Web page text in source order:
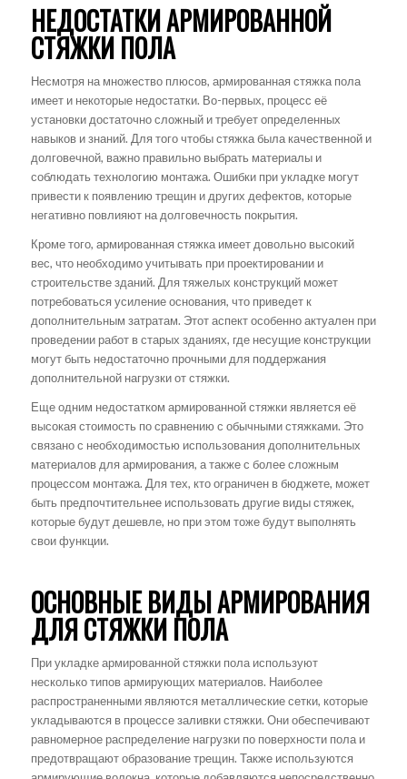
НЕДОСТАТКИ АРМИРОВАННОЙ
СТЯЖКИ ПОЛА
Несмотря на множество плюсов, армированная стяжка пола
имеет и некоторые недостатки. Во-первых, процесс её
установки достаточно сложный и требует определенных
навыков и знаний. Для того чтобы стяжка была качественной и
долговечной, важно правильно выбрать материалы и
соблюдать технологию монтажа. Ошибки при укладке могут
привести к появлению трещин и других дефектов, которые
негативно повлияют на долговечность покрытия.
Кроме того, армированная стяжка имеет довольно высокий
вес, что необходимо учитывать при проектировании и
строительстве зданий. Для тяжелых конструкций может
потребоваться усиление основания, что приведет к
дополнительным затратам. Этот аспект особенно актуален при
проведении работ в старых зданиях, где несущие конструкции
могут быть недостаточно прочными для поддержания
дополнительной нагрузки от стяжки.
Еще одним недостатком армированной стяжки является её
высокая стоимость по сравнению с обычными стяжками. Это
связано с необходимостью использования дополнительных
материалов для армирования, а также с более сложным
процессом монтажа. Для тех, кто ограничен в бюджете, может
быть предпочтительнее использовать другие виды стяжек,
которые будут дешевле, но при этом тоже будут выполнять
свои функции.
ОСНОВНЫЕ ВИДЫ АРМИРОВАНИЯ
ДЛЯ СТЯЖКИ ПОЛА
При укладке армированной стяжки пола используют
несколько типов армирующих материалов. Наиболее
распространенными являются металлические сетки, которые
укладываются в процессе заливки стяжки. Они обеспечивают
равномерное распределение нагрузки по поверхности пола и
предотвращают образование трещин. Также используются